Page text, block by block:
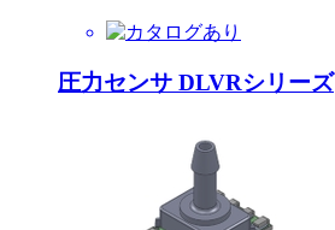
圧力センサ DLVRシリーズ